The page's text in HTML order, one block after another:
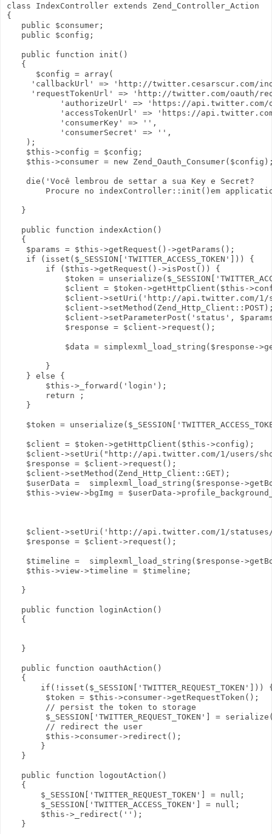
class IndexController extends Zend_Controller_Action
{
   public $consumer;
   public $config;
   public function init()
   {
      $config = array(
'callbackUrl' => 'http://twitter.cesarscur.com/
'requestTokenUrl' => 'http://twitter.com/oauth/
'authorizeUrl' => 'https://
'accessTokenUrl' => 'https://
           'consumerKey' => '',
           'consumerSecret' => '',
    );
    $this->config = $config;
$this->consumer = new
    die('Você lembrou de settar a sua Key e Secret?
Procure no indexController::init()em
   }
   public function indexAction()
   {
    $params = $this->getRequest()->getParams();
    if (isset($_SESSION['TWITTER_ACCESS_TOKEN'])) {
        if ($this->getRequest()->isPost()) {
$token =
$client = $token->getHttpClient($this-
$client->setUri('http://api.twitter.com/
$client-
$client->setParameterPost('status',
            $response = $client->request();
$data = simplexml_load_string($response-
        }
    } else {
        $this->_forward('login');
        return ;
    }
$token =
    $client = $token->getHttpClient($this->config);
$client->setUri("http://api.twitter.com/1/users/
    $response = $client->request();
    $client->setMethod(Zend_Http_Client::GET);
$userData =  simplexml_load_string($response-
$this->view->bgImg = $userData-
$client->setUri('http://api.twitter.com/1/
    $response = $client->request();
$timeline =  simplexml_load_string($response-
    $this->view->timeline = $timeline;
   }
   public function loginAction()
   {
   }
   public function oauthAction()
   {
if(!isset($_SESSION['TWITTER_REQUEST_TOKEN']))
        $token = $this->consumer->getRequestToken();
        // persist the token to storage
$_SESSION['TWITTER_REQUEST_TOKEN'] =
        // redirect the user
        $this->consumer->redirect();
       }
   }
   public function logoutAction()
   {
       $_SESSION['TWITTER_REQUEST_TOKEN'] = null;
       $_SESSION['TWITTER_ACCESS_TOKEN'] = null;
       $this->_redirect('');
   }